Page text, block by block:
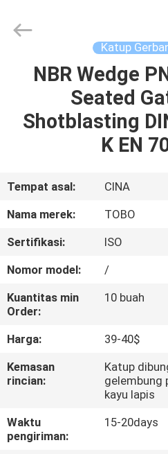
RUMAH
PRODUK
KAMI
PABRIK
KONTROL
KUALITAS
HUBUNGI
KAMI
BERITA
GROUP
CHINA.
Katup
NBR Wedge
Seated
Shotblasting
K EN
Tempat asal:
CINA
Nama merek:
TOBO
Sertifikasi:
ISO
Nomor model:
/
Kuantitas min
Order:
10 buah
Harga:
39-40$
Kemasan
rincian:
Katup
gelembung
kayu lapis
Waktu
pengiriman:
15-20days